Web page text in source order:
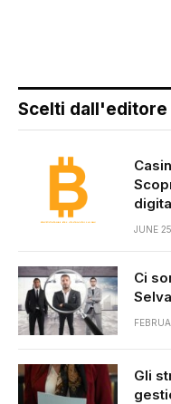
Scelti dall'editore
JUNE
Ci
Gli